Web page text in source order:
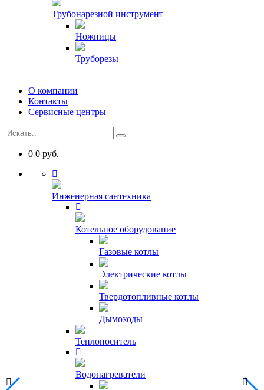
Трубонарезной инструмент
Ножницы
Труборезы
О компании
Контакты
Сервисные центры
0 0 руб.
Инженерная сантехника
Котельное оборудование
Газовые котлы
Электрические котлы
Твердотопливные котлы
Дымоходы
Теплоноситель
Водонагреватели